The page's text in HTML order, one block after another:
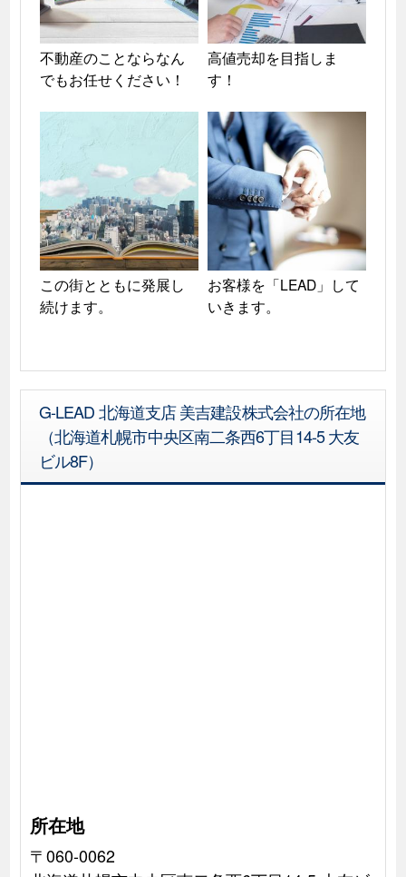
不動産のことならなん
でもお任せください！
高値売却を目指しま
す！
この街とともに発展し
続けます。
お客様を「LEAD」して
いきます。
G-LEAD 北海道支店 美吉建設株式会社の所在地
（北海道札幌市中央区南二条西6丁目14-5 大友
ビル8F）
所在地
〒060-0062